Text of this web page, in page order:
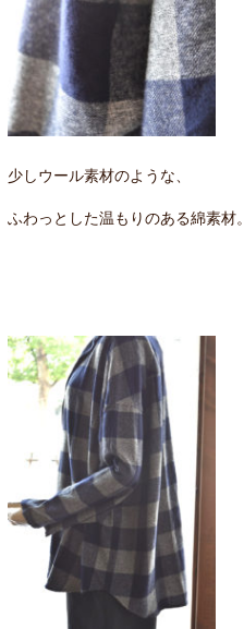
少しウール素材のような、
ふわっとした温もりのある綿素材。